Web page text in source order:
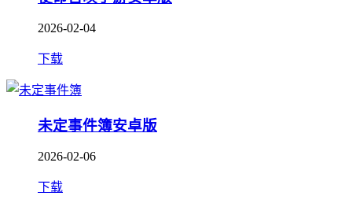
2026-02-04
下载
未定事件簿安卓版
2026-02-06
下载